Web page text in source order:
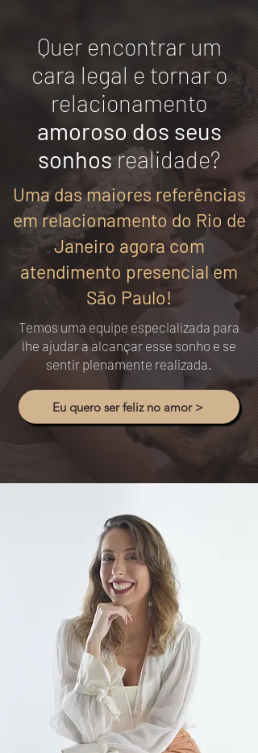
Quer encontrar um
cara legal e tornar o
relacionamento
amoroso dos seus
sonhosrealidade?
Uma das maiores referências
em relacionamento do Rio de
Janeiro agora com
atendimento presencial em
São Paulo!
Temos uma equipe especializada para
lhe ajudar a alcançar esse sonho e se
sentir plenamente realizada.
Eu quero ser feliz no amor >